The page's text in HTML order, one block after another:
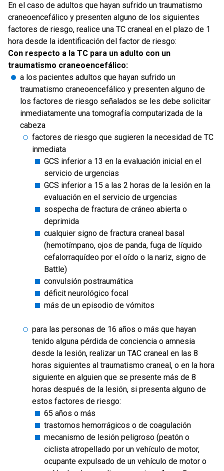
En el caso de adultos que hayan sufrido un traumatismo
craneoencefálico y presenten alguno de los siguientes
factores de riesgo, realice una TC craneal en el plazo de 1
hora desde la identificación del factor de riesgo:
Con respecto a la TC para un adulto con un
traumatismo craneoencefálico:
a los pacientes adultos que hayan sufrido un
traumatismo craneoencefálico y presenten alguno de
los factores de riesgo señalados se les debe solicitar
inmediatamente una tomografía computarizada de la
cabeza
factores de riesgo que sugieren la necesidad de TC
inmediata
GCS inferior a 13 en la evaluación inicial en el
servicio de urgencias
GCS inferior a 15 a las 2 horas de la lesión en la
evaluación en el servicio de urgencias
sospecha de fractura de cráneo abierta o
deprimida
cualquier signo de fractura craneal basal
(hemotímpano, ojos de panda, fuga de líquido
cefalorraquídeo por el oído o la nariz, signo de
Battle)
convulsión postraumática
déficit neurológico focal
más de un episodio de vómitos
para las personas de 16 años o más que hayan
tenido alguna pérdida de conciencia o amnesia
desde la lesión, realizar un TAC craneal en las 8
horas siguientes al traumatismo craneal, o en la hora
siguiente en alguien que se presente más de 8
horas después de la lesión, si presenta alguno de
estos factores de riesgo:
65 años o más
trastornos hemorrágicos o de coagulación
mecanismo de lesión peligroso (peatón o
ciclista atropellado por un vehículo de motor,
ocupante expulsado de un vehículo de motor o